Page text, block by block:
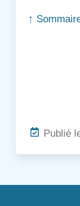
↑
Publié